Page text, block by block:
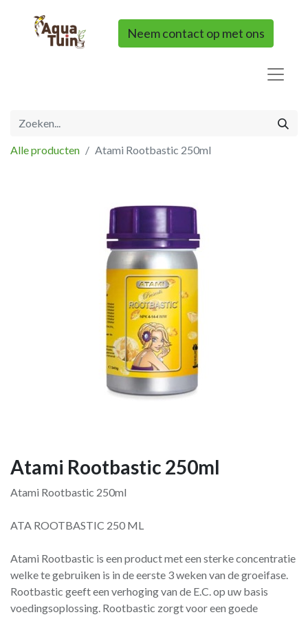
Neem contact op met ons
Alle producten Atami Rootbastic 250ml
Atami Rootbastic 250ml
Atami Rootbastic 250ml
ATA ROOTBASTIC 250 ML
Atami Rootbastic is een product met een sterke concentratie
welke te gebruiken is in de eerste 3 weken van de groeifase.
Rootbastic geeft een verhoging van de E.C. op uw basis
voedingsoplossing. Rootbastic zorgt voor een goede